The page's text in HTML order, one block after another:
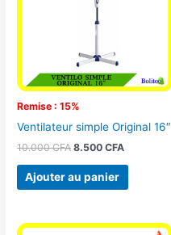
Remise : 15%
Ventilateur simple Original 16″
10.000CFA 8.500CFA
Ajouter au panier